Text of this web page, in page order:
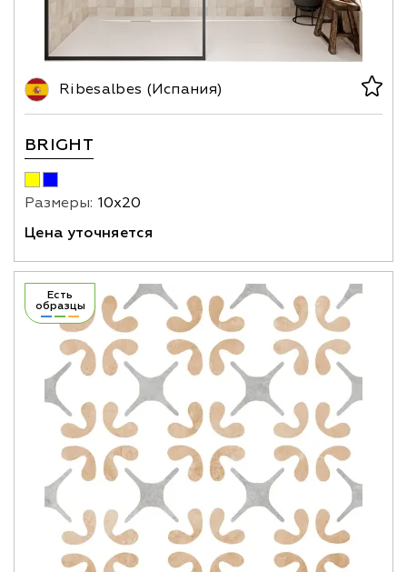
Ribesalbes (Испания)
BRIGHT
Размеры: 10х20
Цена уточняется
Есть
образцы